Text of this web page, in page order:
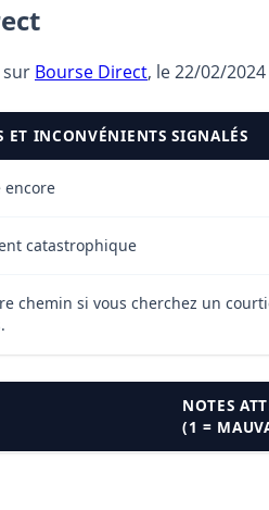
sur Bourse Direct, le22/02/2024
ET INCONVÉNIENTS SIGNALÉS
encore
catastrophique
chemin si vous cherchez un
NOTES
(1 =